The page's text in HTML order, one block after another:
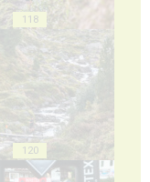
118
120